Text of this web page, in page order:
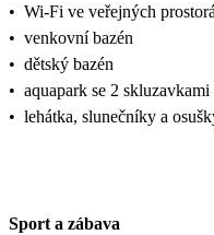
• Wi-Fi ve veřejných
• venkovní bazén
• dětský bazén
• aquapark se 2
• lehátka, slunečníky a
Sport a zábava